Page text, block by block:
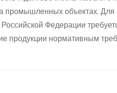
промышленных объектах.
Федерации
продукции нормативным